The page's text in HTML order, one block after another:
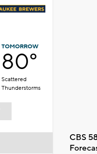
TOMORROW
80°
Scattered
Thunderstorms
CBS